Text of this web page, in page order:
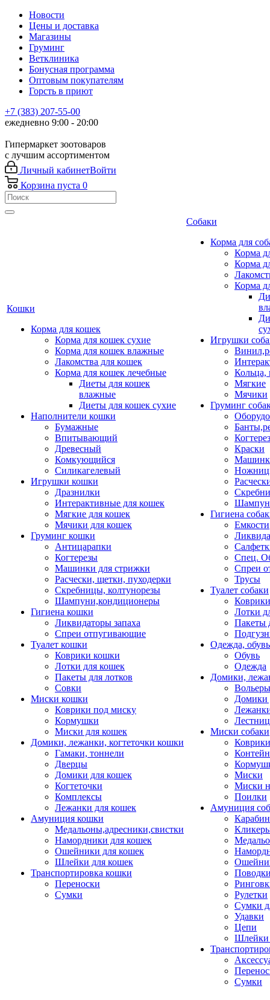
Новости
Цены и доставка
Магазины
Груминг
Ветклиника
Бонусная программа
Оптовым покупателям
Горсть в приют
+7 (383) 207-55-00
ежедневно 9:00 - 20:00
Гипермаркет зоотоваров
с лучшим ассортиментом
Личный кабинетВойти
Корзина пуста 0
Кошки
Корма для кошек
Корма для кошек сухие
Корма для кошек влажные
Лакомства для кошек
Корма для кошек лечебные
Диеты для кошек
влажные
Диеты для кошек сухие
Наполнители кошки
Бумажные
Впитывающий
Древесный
Комкующийся
Силикагелевый
Игрушки кошки
Дразнилки
Интерактивные для кошек
Мягкие для кошек
Мячики для кошек
Груминг кошки
Антицарапки
Когтерезы
Машинки для стрижки
Расчески, щетки, пуходерки
Скребницы, колтунорезы
Шампуни,кондиционеры
Гигиена кошки
Ликвидаторы запаха
Спреи отпугивающие
Туалет кошки
Коврики кошки
Лотки для кошек
Пакеты для лотков
Совки
Миски кошки
Коврики под миску
Кормушки
Миски для кошек
Домики, лежанки, когтеточки кошки
Гамаки, тоннели
Дверцы
Домики для кошек
Когтеточки
Комплексы
Лежанки для кошек
Амуниция кошки
Медальоны,адресники,свистки
Намордники для кошек
Ошейники для кошек
Шлейки для кошек
Транспортировка кошки
Переноски
Сумки
Собаки
Корма для
Корма
Корма
Корма
Игрушки
Кольца,
Мягкие
Мячики
Груминг
Краски
Гигиена
Емкости
Спец.
Спреи
Трусы
Туалет собаки
Коврики
Лотки
Пакеты
Одежда, обувь
Обувь
Одежда
Домики,
Домики
Миски собаки
Миски
Миски
Поилки
Амуниция
Рулетки
Сумки
Удавки
Цепи
Шлейки
Сумки